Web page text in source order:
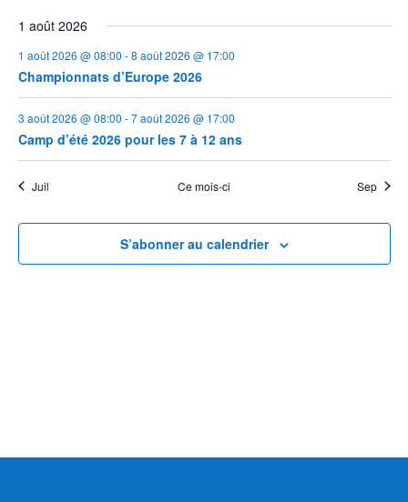
1 août 2026
1 août 2026 @ 08:00 -8 août 2026 @ 17:00
Championnats d’Europe 2026
3 août 2026 @ 08:00 -7 août 2026 @ 17:00
Camp d’été 2026 pour les 7 à 12 ans
Juil Ce mois-ci Sep
S’abonner au calendrier